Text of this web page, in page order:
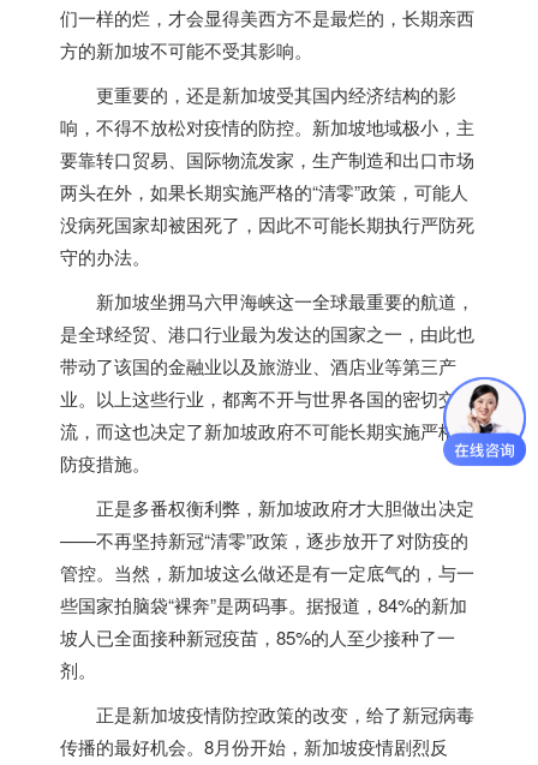
们一样的烂，才会显得美西方不是最烂的，长期亲西
方的新加坡不可能不受其影响。
更重要的，还是新加坡受其国内经济结构的影
响，不得不放松对疫情的防控。 新加坡地域极小，主
要靠转口贸易、国际物流发家，生产制造和出口市场
两头在外，如果长期实施严格的“清零”政策，可能人
没病死国家却被困死了，因此不可能长期执行严防死
守的办法。
新加坡坐拥马六甲海峡这一全球最重要的航道，
是全球经贸、港口行业最为发达的国家之一，由此也
带动了该国的金融业以及旅游业、酒店业等第三产
业。以上这些行业，都离不开与世界各国的密切交
流，而这也决定了新加坡政府不可能长期实施严格的
防疫措施。
正是多番权衡利弊， 新加坡政府才大胆做出决定
——不再坚持新冠“清零”政策，逐步放开了对防疫的
管控。当然， 新加坡这么做还是有一定底气的，与一
些国家拍脑袋“裸奔”是两码事。据报道，84%的新加
坡人已全面接种新冠疫苗，85%的人至少接种了一
剂。
正是新加坡疫情防控政策的改变，给了新冠病毒
传播的最好机会。8月份开始， 新加坡疫情剧烈反